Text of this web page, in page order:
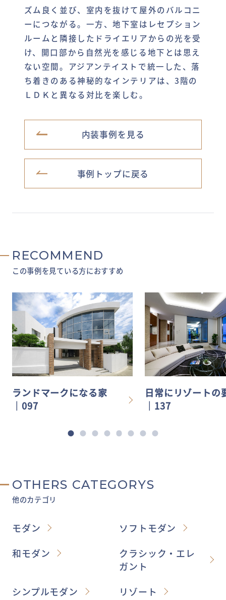
ズム良く並び、室内を抜けて屋外のバルコニ
ーにつながる。一方、地下室はレセプション
ルームと隣接したドライエリアからの光を受
け、開口部から自然光を感じる地下とは思え
ない空間。アジアンテイストで統一した、落
ち着きのある神秘的なインテリアは、3階の
ＬＤＫと異なる対比を楽しむ。
内装事例を見る
事例トップに戻る
RECOMMEND
この事例を見ている方におすすめ
ランドマークになる家
│097
日常にリゾートの
│137
OTHERS CATEGORYS
他のカテゴリ
モダン
ソフトモダン
和モダン
クラシック・エレ
ガント
シンプルモダン
リゾート